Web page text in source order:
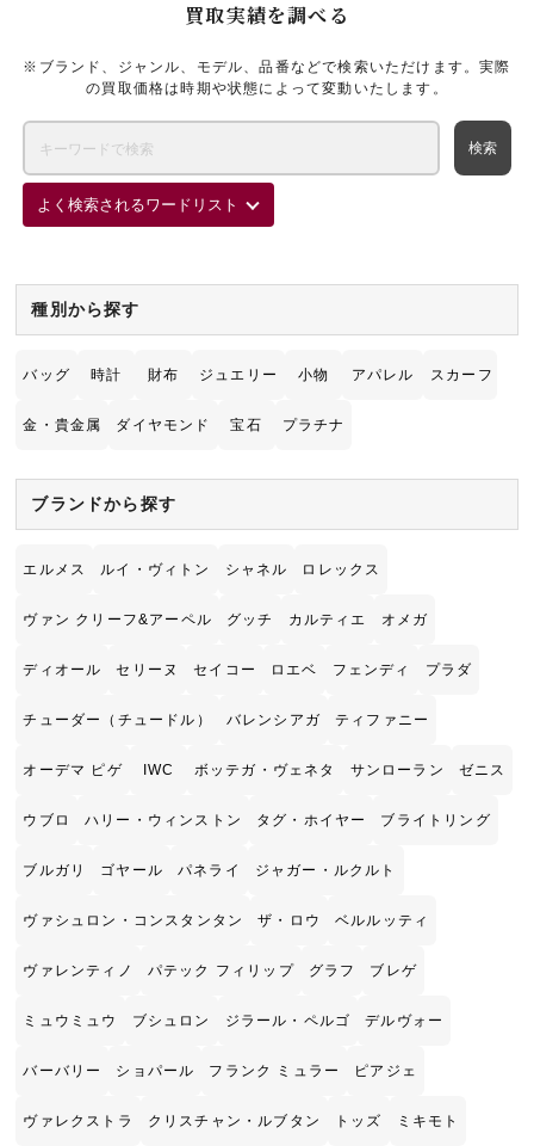
買取実績を調べる
※ブランド、ジャンル、モデル、品番などで検索いただけます。実際
の買取価格は時期や状態によって変動いたします。
よく検索されるワードリスト
種別から探す
バッグ 時計 財布 ジュエリー 小物 アパレル スカーフ
金・貴金属 ダイヤモンド 宝石 プラチナ
ブランドから探す
エルメス ルイ・ヴィトン シャネル ロレックス
ヴァン クリーフ&アーペル グッチ カルティエ オメガ
ディオール セリーヌ セイコー ロエベ フェンディ プラダ
チューダー（チュードル） バレンシアガ ティファニー
オーデマ ピゲ IWC ボッテガ・ヴェネタ サンローラン ゼニス
ウブロ ハリー・ウィンストン タグ・ホイヤー ブライトリング
ブルガリ ゴヤール パネライ ジャガー・ルクルト
ヴァシュロン・コンスタンタン ザ・ロウ ベルルッティ
ヴァレンティノ パテック フィリップ グラフ ブレゲ
ミュウミュウ ブシュロン ジラール・ペルゴ デルヴォー
バーバリー ショパール フランク ミュラー ピアジェ
ヴァレクストラ クリスチャン・ルブタン トッズ ミキモト